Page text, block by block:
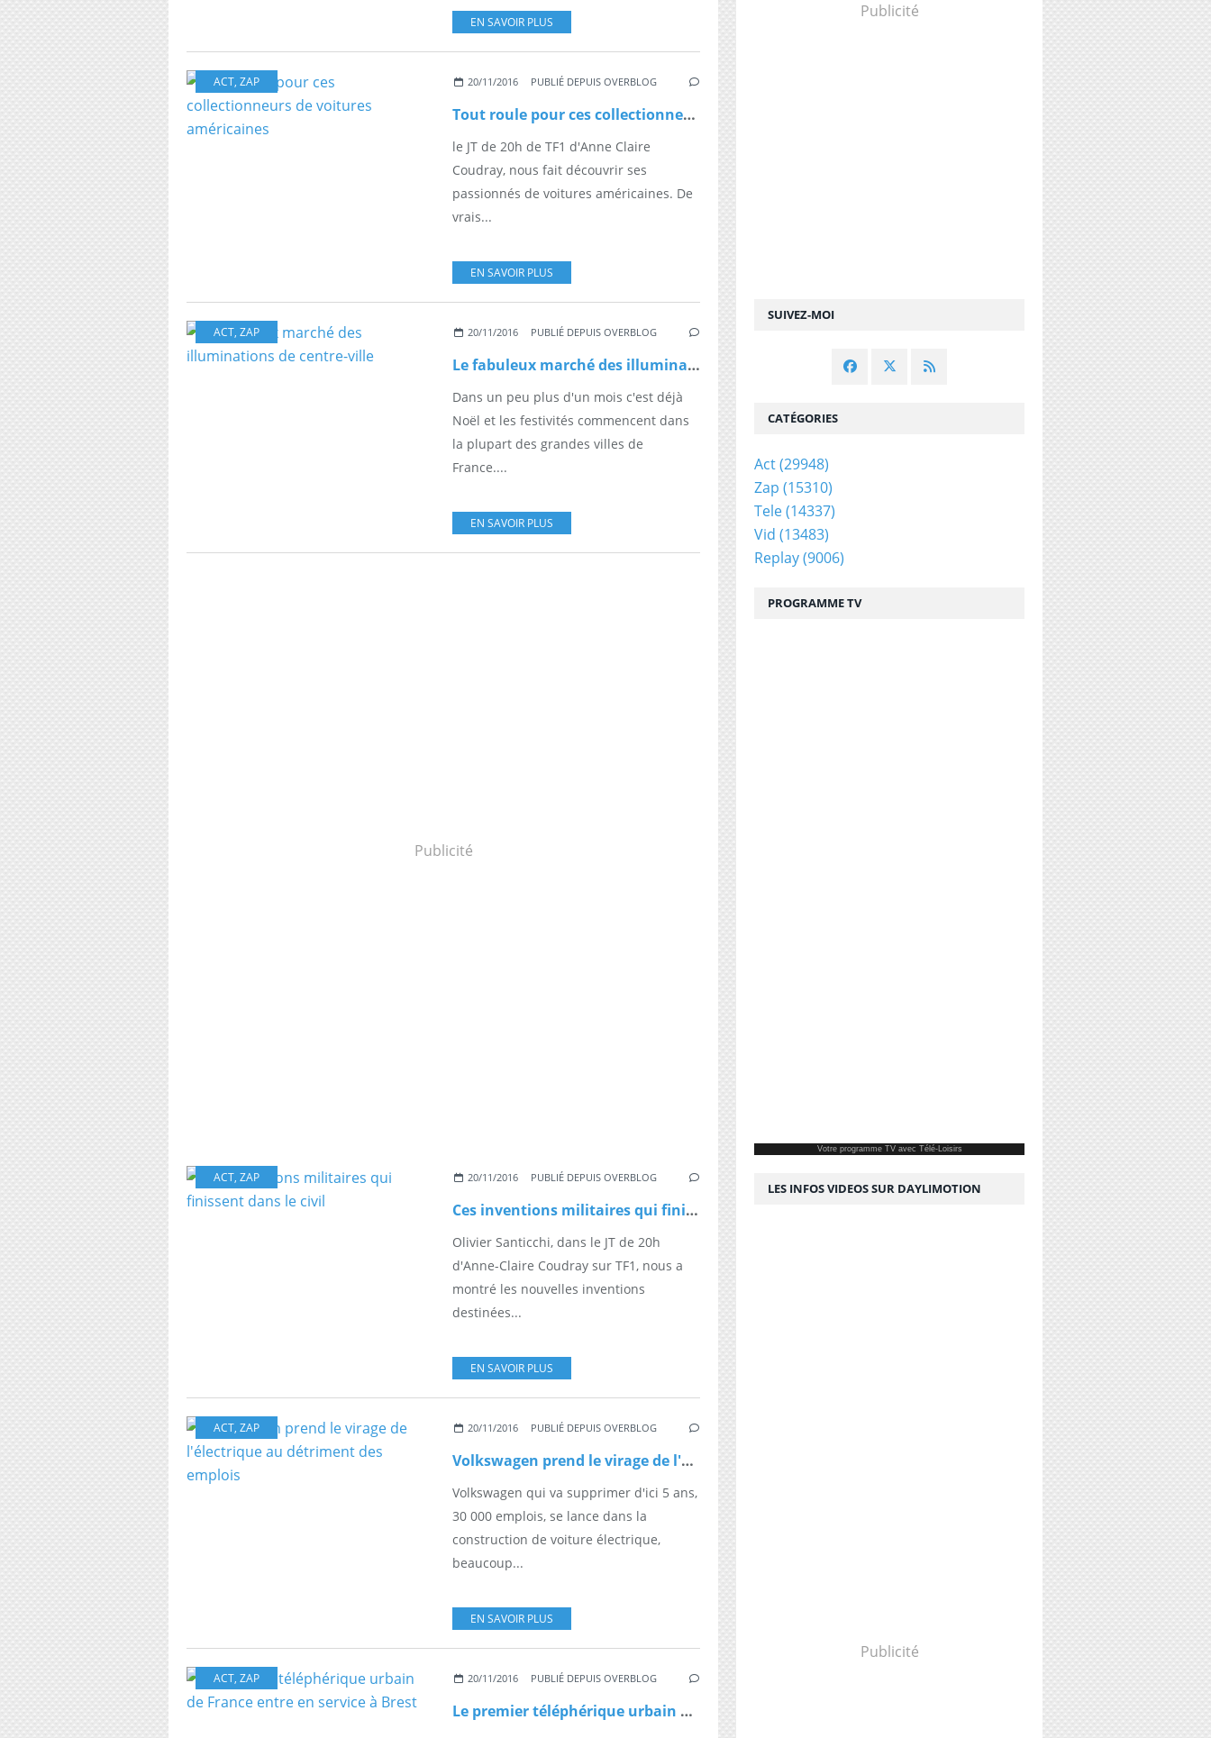
EN SAVOIR PLUS
ACT, ZAP 20/11/2016 PUBLIÉ DEPUIS OVERBLOG
Tout roule pour ces collectionneurs de voitures américaines
le JT de 20h de TF1 d'Anne Claire
Coudray, nous fait découvrir ses
passionnés de voitures américaines. De
vrais...
EN SAVOIR PLUS
ACT, ZAP 20/11/2016 PUBLIÉ DEPUIS OVERBLOG
Le fabuleux marché des illuminations de centre-ville
Dans un peu plus d'un mois c'est déjà
Noël et les festivités commencent dans
la plupart des grandes villes de
France....
EN SAVOIR PLUS
Publicité
ACT, ZAP 20/11/2016 PUBLIÉ DEPUIS OVERBLOG
Ces inventions militaires qui finissent dans le civil
Olivier Santicchi, dans le JT de 20h
d'Anne-Claire Coudray sur TF1, nous a
montré les nouvelles inventions
destinées...
EN SAVOIR PLUS
ACT, ZAP 20/11/2016 PUBLIÉ DEPUIS OVERBLOG
Volkswagen prend le virage de l'électrique au détriment des emplois
Volkswagen qui va supprimer d'ici 5 ans,
30 000 emplois, se lance dans la
construction de voiture électrique,
beaucoup...
EN SAVOIR PLUS
ACT, ZAP 20/11/2016 PUBLIÉ DEPUIS OVERBLOG
Le premier téléphérique urbain de France entre en service à Brest
SUIVEZ-MOI
Publicité
CATÉGORIES
Act(29948)
Zap (15310)
Tele(14337)
Vid (13483)
Replay(9006)
PROGRAMME TV
Votre programme TVavec Télé-Loisirs
LES INFOS VIDEOS SUR DAYLIMOTION
Publicité